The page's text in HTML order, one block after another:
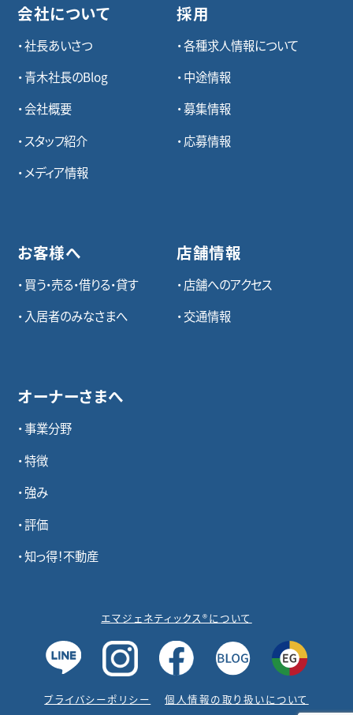
会社について
社長あいさつ
青木社長のBlog
会社概要
スタッフ紹介
メディア情報
お客様へ
買う・売る・借りる・貸す
入居者のみなさまへ
オーナーさまへ
事業分野
特徴
強み
評価
知っ得！不動産
採用
各種求⼈情報について
中途情報
募集情報
応募情報
店舗情報
店舗へのアクセス
交通情報
エマジェネティックス®について
プライバシーポリシー 個人情報の取り扱いについて